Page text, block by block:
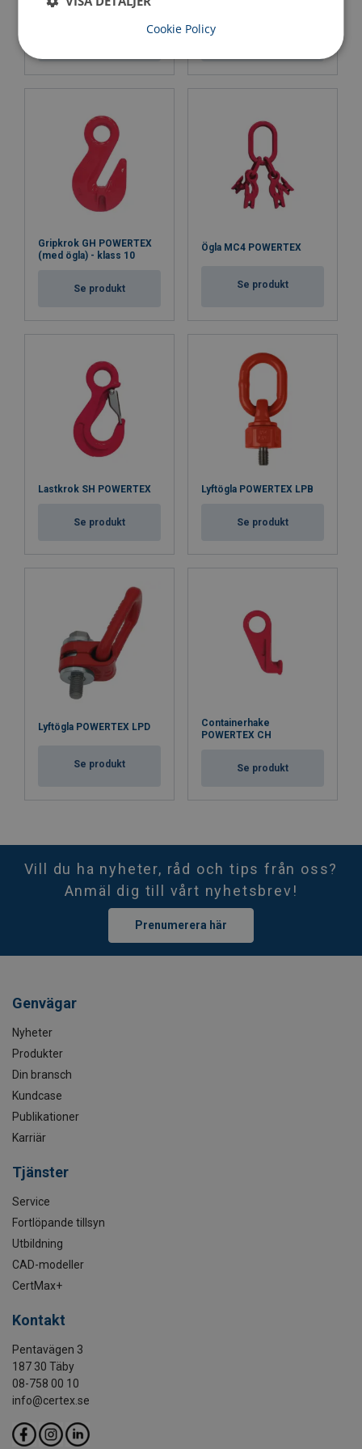
Gripkrok GH POWERTEX
(med ögla) - klass 10
Se produkt
Ögla MC4 POWERTEX
Se produkt
Lastkrok SH POWERTEX
Se produkt
Lyftögla POWERTEX LPB
Se produkt
Lyftögla POWERTEX LPD
Se produkt
Containerhake
POWERTEX CH
Se produkt
Vill du ha nyheter, råd och tips från oss?
Anmäl dig till vårt nyhetsbrev!
Prenumerera här
Genvägar
Nyheter
Produkter
Din bransch
Kundcase
Publikationer
Karriär
Tjänster
Service
Fortlöpande tillsyn
Utbildning
CAD-modeller
CertMax+
Kontakt
Pentavägen 3
187 30 Täby
08-758 00 10
info@certex.se
Cookie Policy